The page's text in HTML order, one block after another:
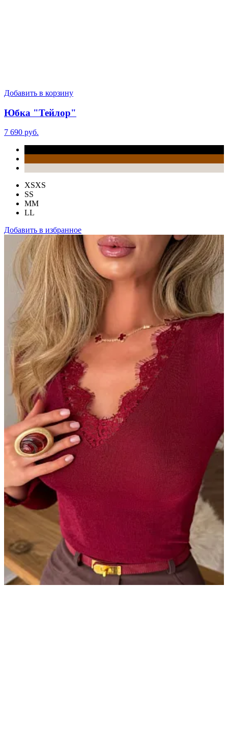
Добавить в корзину
Юбка "Тейлор"
7 690 руб.
XSXS
SS
MM
LL
Добавить в избранное